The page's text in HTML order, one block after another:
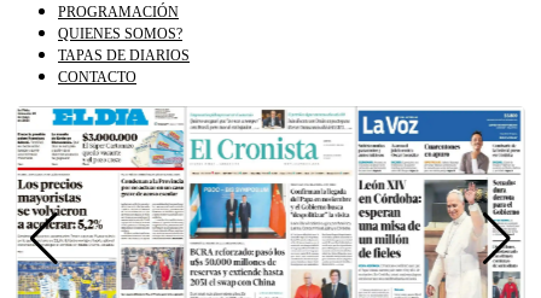
PROGRAMACIÓN
QUIENES SOMOS?
TAPAS DE DIARIOS
CONTACTO